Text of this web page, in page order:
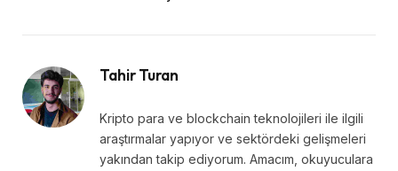
Tahir Turan
Kripto para ve blockchain teknolojileri ile ilgili
araştırmalar yapıyor ve sektördeki gelişmeleri
yakından takip ediyorum. Amacım, okuyuculara